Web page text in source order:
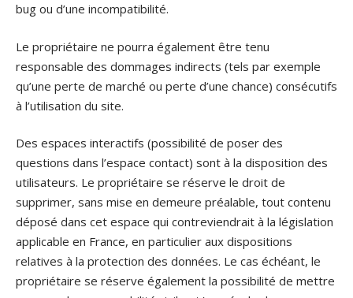
bug ou d’une incompatibilité.
Le propriétaire ne pourra également être tenu
responsable des dommages indirects (tels par exemple
qu’une perte de marché ou perte d’une chance) consécutifs
à l’utilisation du site.
Des espaces interactifs (possibilité de poser des
questions dans l’espace contact) sont à la disposition des
utilisateurs. Le propriétaire se réserve le droit de
supprimer, sans mise en demeure préalable, tout contenu
déposé dans cet espace qui contreviendrait à la législation
applicable en France, en particulier aux dispositions
relatives à la protection des données. Le cas échéant, le
propriétaire se réserve également la possibilité de mettre